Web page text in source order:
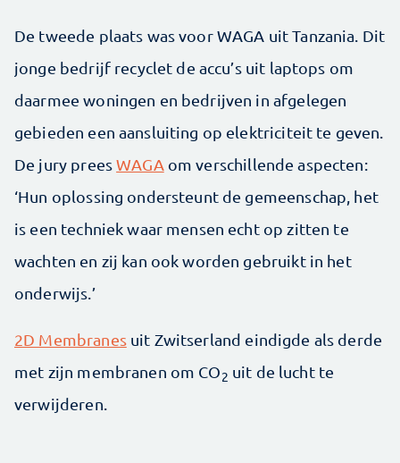
De tweede plaats was voor WAGA uit Tanzania. Dit
jonge bedrijf recyclet de accu’s uit laptops om
daarmee woningen en bedrijven in afgelegen
gebieden een aansluiting op elektriciteit te geven.
De jury preesWAGAom verschillende aspecten:
‘Hun oplossing ondersteunt de gemeenschap, het
is een techniek waar mensen echt op zitten te
wachten en zij kan ook worden gebruikt in het
onderwijs.’
2D Membranesuit Zwitserland eindigde als derde
met zijn membranen om CO2 uit de lucht te
verwijderen.